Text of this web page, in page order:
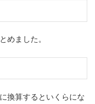
めました。
換算するといくらにな